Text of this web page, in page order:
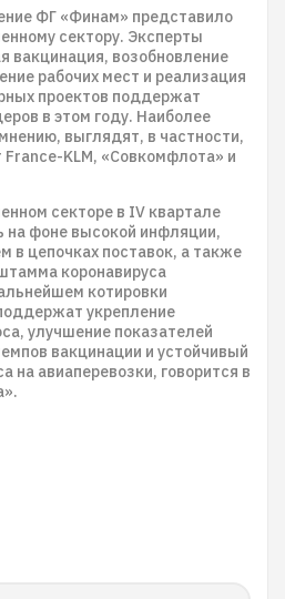
ФГ «Финам» представило
сектору. Эксперты
вакцинация, возобновление
рабочих мест и реализация
проектов поддержат
в этом году. Наиболее
выглядят, в частности,
KLM, «Совкомфлота» и
секторе в IV квартале
на фоне высокой инфляции,
в цепочках поставок, а также
коронавируса
котировки
укрепление
улучшение показателей
вакцинации и устойчивый
на авиаперевозки, говорится в